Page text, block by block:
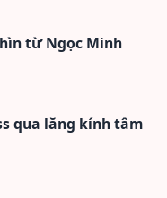
từ Ngọc Minh
qua lăng kính tâm